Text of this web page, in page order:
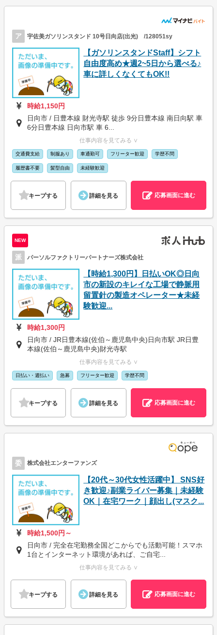
ア 宇佐美ガソリンスタンド 10号日向店(出光) /128051sy
【ガソリンスタンドStaff】シフト
自由度高め★週2~5日から選べる♪
車に詳しくなくてもOK!!
時給1,150円
日向市 / 日豊本線 財光寺駅 徒歩 9分日豊本線 南日向駅 車
6分日豊本線 日向市駅 車 6...
仕事内容を見てみる ∨
交通費支給 制服あり 車通勤可 フリーター歓迎 学歴不問
履歴書不要 髪型自由 未経験歓迎
キープする 詳細を見る 応募画面に進む
NEW
派 パーソルファクトリーパートナーズ株式会社
【時給1,300円】日払いOK◎日向
市の新設のキレイな工場で静脈用
留置針の製造オペレーター★未経
験歓迎...
時給1,300円
日向市 / JR日豊本線(佐伯～鹿児島中央)日向市駅 JR日豊
本線(佐伯～鹿児島中央)財光寺駅
仕事内容を見てみる ∨
日払い・週払い 急募 フリーター歓迎 学歴不問
キープする 詳細を見る 応募画面に進む
委 株式会社エンターファンズ
【20代～30代女性活躍中】 SNS好
き歓迎♪副業ライバー募集｜未経験
OK｜在宅ワーク｜顔出し(マスク...
時給1,500円～
日向市 / 完全在宅勤務全国どこからでも活動可能！スマホ
1台とインターネット環境があれば、ご自宅...
仕事内容を見てみる ∨
キープする 詳細を見る 応募画面に進む